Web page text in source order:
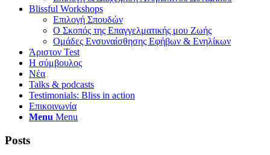
Blissful Workshops
Επιλογή Σπουδών
Ο Σκοπός της Επαγγελματικής μου Ζωής
Ομάδες Ενσυναίσθησης Εφήβων & Ενηλίκων
Άριστον Test
Η σύμβουλος
Νέα
Talks & podcasts
Testimonials: Bliss in action
Επικοινωνία
Menu Menu
Posts